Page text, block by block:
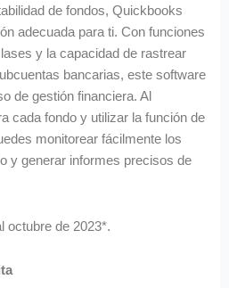
de fondos, Quickbooks
adecuada para ti. Con funciones
y la capacidad de rastrear
bancarias, este software
de gestión financiera. Al
cada fondo y utilizar la función de
monitorear fácilmente los
y generar informes precisos de
octubre de 2023*.